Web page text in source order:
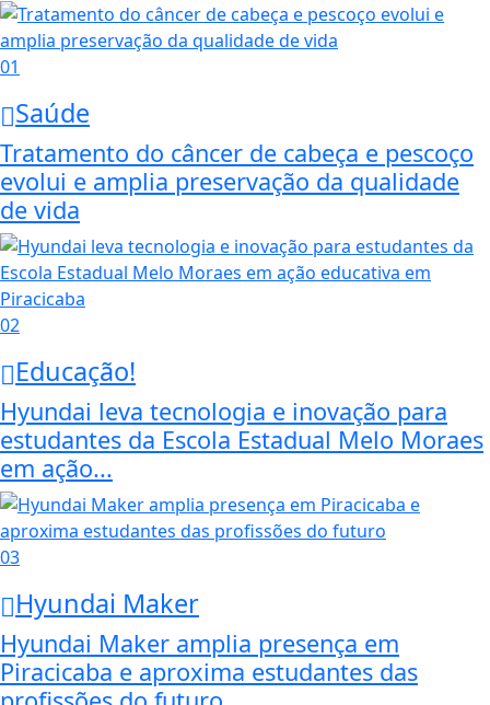
01
Saúde
Tratamento do câncer de cabeça e pescoço
evolui e amplia preservação da qualidade
de vida
02
Educação!
Hyundai leva tecnologia e inovação para
estudantes da Escola Estadual Melo Moraes
em ação...
03
Hyundai Maker
Hyundai Maker amplia presença em
Piracicaba e aproxima estudantes das